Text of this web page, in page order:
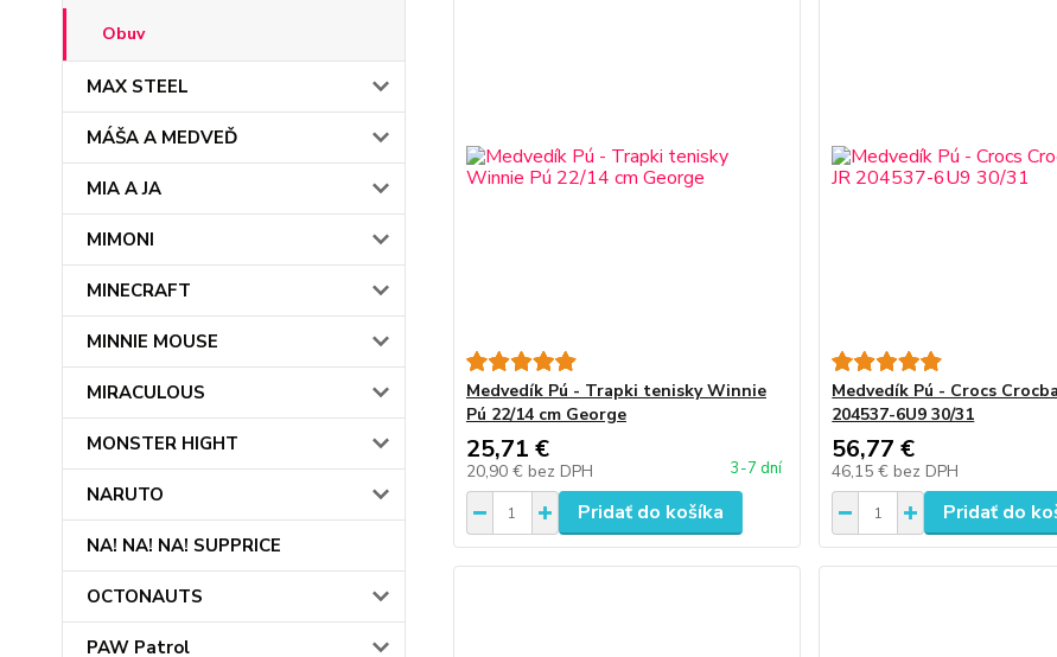
Obuv
MAX STEEL
MÁŠA A MEDVEĎ
MIA A JA
MIMONI
MINECRAFT
MINNIE MOUSE
MIRACULOUS
MONSTER HIGHT
NARUTO
NA! NA! NA! SUPPRICE
OCTONAUTS
PAW Patrol
Medvedík Pú - Trapki tenisky Winnie
Pú 22/14 cm George
25,71 €
20,90 € bez DPH 3-7 dní
Pridať do košíka
Medvedík Pú - Crocs
204537-6U9 30/31
56,77 €
46,15 € bez DPH
Pridať do